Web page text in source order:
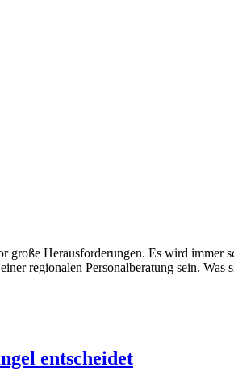
große Herausforderungen. Es wird
regionalen Personalberatung sein.
entscheidet